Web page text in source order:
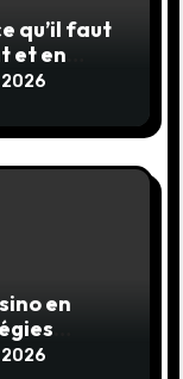
qu’il faut
et en
en